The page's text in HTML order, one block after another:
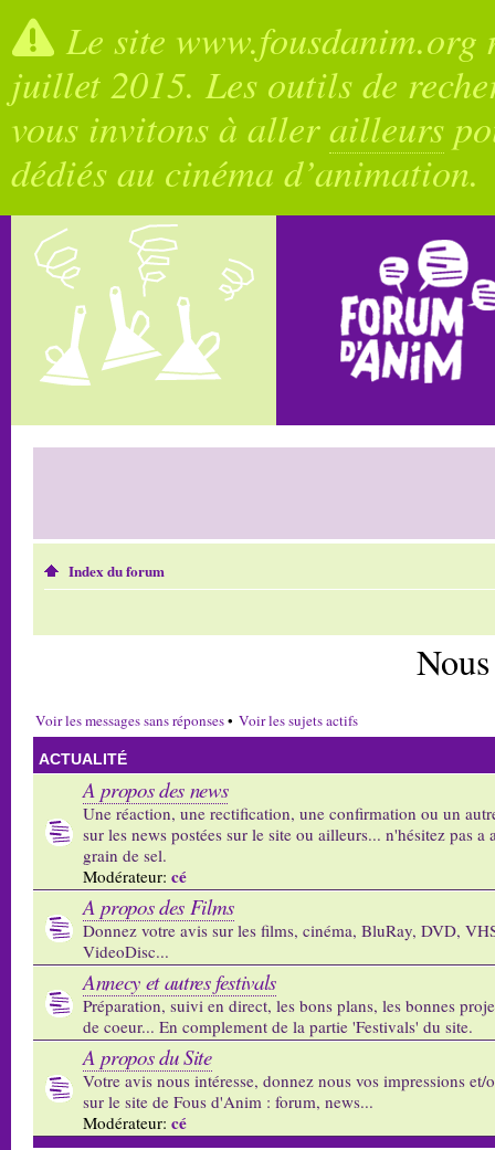
Le site
juillet 2015. Les outils de
vous invitons à allerailleurs
dédiés au cinéma d’animation.
Index du forum
Voir les messages sans réponses• Voir les sujets actifs
ACTUALITÉ
A propos des news
Une réaction, une rectification, une confirmation ou un
sur les news postées sur le site ou ailleurs... n'hésitez pas a
grain de sel.
Modérateur: cé
A propos des Films
Donnez votre avis sur les films, cinéma, BluRay, DVD,
VideoDisc...
Annecy et autres festivals
Préparation, suivi en direct, les bons plans, les bonnes
de coeur... En complement de la partie 'Festivals' du site.
A propos du Site
Votre avis nous intéresse, donnez nous vos impressions et/
sur le site de Fous d'Anim : forum, news...
Modérateur: cé